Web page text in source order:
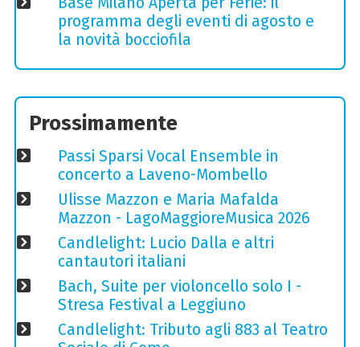
programma degli eventi di agosto e
la novità bocciofila
Prossimamente
Passi Sparsi Vocal Ensemble in
concerto a Laveno-Mombello
Ulisse Mazzon e Maria Mafalda
Mazzon - LagoMaggioreMusica 2026
Candlelight: Lucio Dalla e altri
cantautori italiani
Bach, Suite per violoncello solo I -
Stresa Festival a Leggiuno
Candlelight: Tributo agli 883 al Teatro